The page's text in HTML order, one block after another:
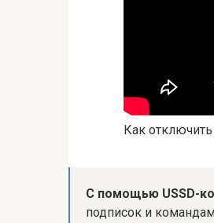
Как
С помощью USSD-
подписок и